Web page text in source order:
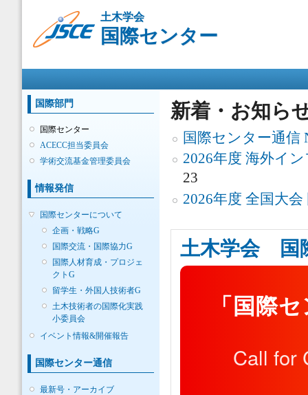
に
動
土木学会
国際センター
国際部門
国際センター
ACECC担当委員会
学術交流基金管理委員会
情報発信
国際センターについて
企画・戦略G
国際交流・国際協力G
国際人材育成・プロジェ
クトG
留学生・外国人技術者G
土木技術者の国際化実践
小委員会
イベント情報&開催報告
国際センター通信
最新号・アーカイブ
新着・お知ら
国際センター通信
2026年度 海外イ
23
2026年度 全国大
土木学会 国
「国際
Call for